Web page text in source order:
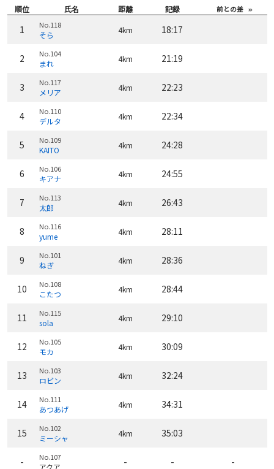
順位 氏名 距離 記録 前との差
1 No.118
そら 4km 18:17
2 No.104
まれ 4km 21:19
3 No.117
メリア 4km 22:23
4 No.110
デルタ 4km 22:34
5 No.109
KAITO 4km 24:28
6 No.106
キアナ 4km 24:55
7 No.113
太郎 4km 26:43
8 No.116
yume 4km 28:11
9 No.101
ねぎ 4km 28:36
10 No.108
こたつ 4km 28:44
11 No.115
sola 4km 29:10
12 No.105
モカ 4km 30:09
13 No.103
ロビン 4km 32:24
14 No.111
あつあげ 4km 34:31
15 No.102
ミーシャ 4km 35:03
- No.107
アクア - - -